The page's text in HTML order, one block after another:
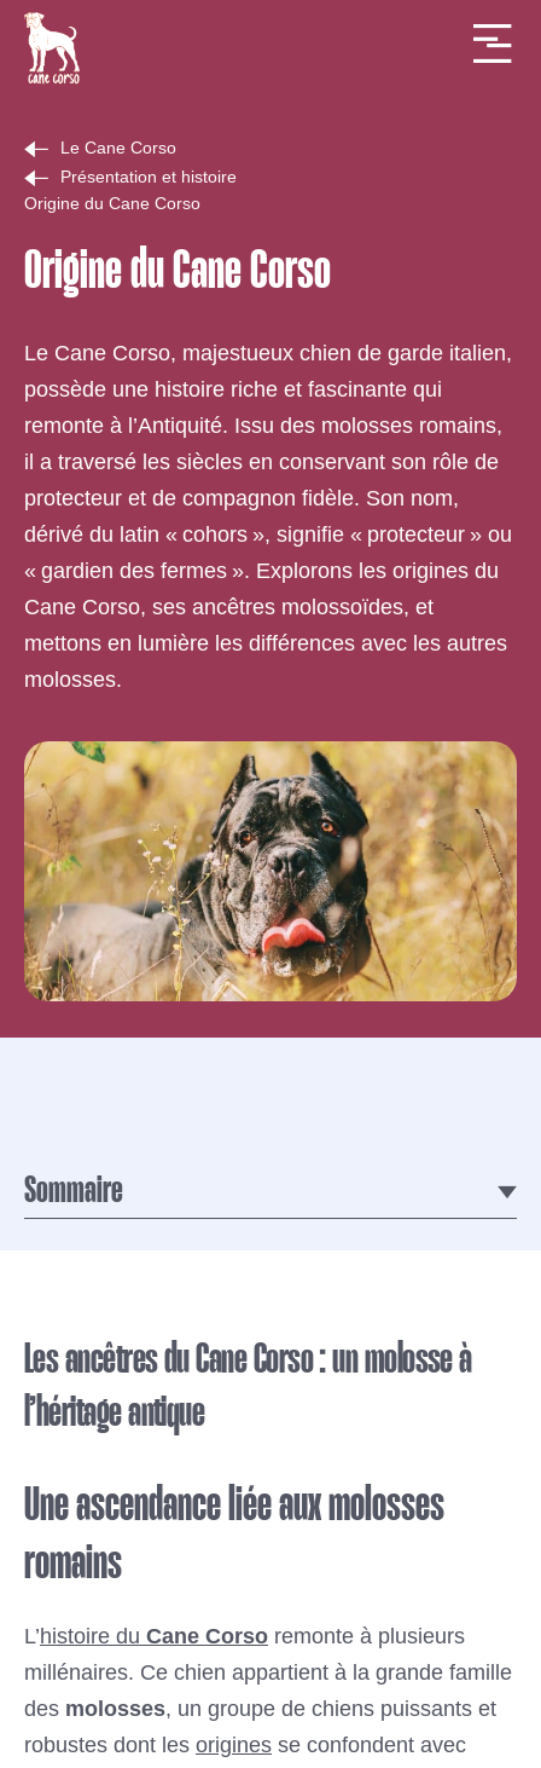
Le Cane Corso
Présentation et histoire
Origine du Cane Corso
Origine du Cane Corso
Le Cane Corso, majestueux chien de garde italien,
possède une histoire riche et fascinante qui
remonte à l’Antiquité. Issu des molosses romains,
il a traversé les siècles en conservant son rôle de
protecteur et de compagnon fidèle. Son nom,
dérivé du latin « cohors », signifie « protecteur » ou
« gardien des fermes ». Explorons les origines du
Cane Corso, ses ancêtres molossoïdes, et
mettons en lumière les différences avec les autres
molosses.
Sommaire
Les ancêtres du Cane Corso
Différences entre Cane Corso autres
molosses
Les ancêtres du Cane Corso : un molosse à
l’héritage antique
Une ascendance liée aux molosses
romains
L’histoire du Cane Corso remonte à plusieurs
millénaires. Ce chien appartient à la grande famille
des molosses, un groupe de chiens puissants et
robustes dont les origines se confondent avec